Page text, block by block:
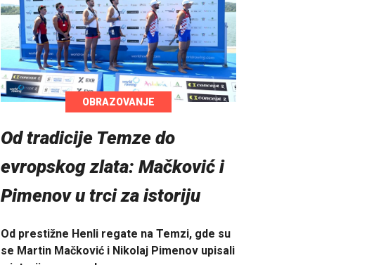
OBRAZOVANJE
Od tradicije Temze do
evropskog zlata: Mačković i
Pimenov u trci za istoriju
Od prestižne Henli regate na Temzi, gde su
se Martin Mačković i Nikolaj Pimenov upisali